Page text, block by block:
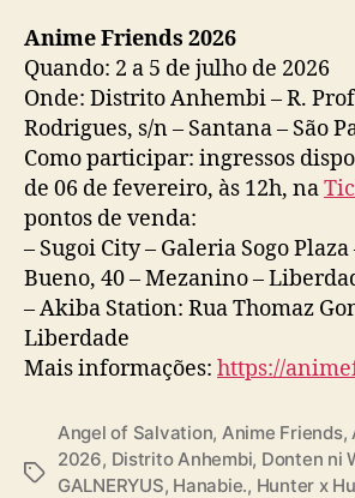
Anime Friends 2026
Quando: 2 a 5 de julho de 2026
Onde: Distrito Anhembi – R.
Rodrigues, s/n – Santana – São
Como participar: ingressos
de 06 de fevereiro, às 12h, na
pontos de venda:
– Sugoi City – Galeria Sogo
Bueno, 40 – Mezanino –
– Akiba Station: Rua Thomaz
Liberdade
Mais informações: https://
T
Angel of Salvation, Anime Friends,
2026, Distrito Anhembi, Donten ni
GALNERYUS, Hanabie., Hunter x